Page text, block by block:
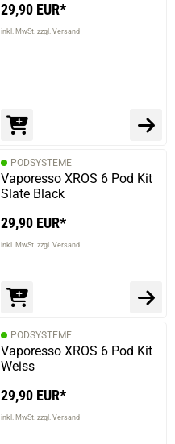
next
29,90 EUR*
inkl. MwSt. zzgl. Versand
PODSYSTEME
Vaporesso XROS 6 Pod Kit
Slate Black
29,90 EUR*
inkl. MwSt. zzgl. Versand
PODSYSTEME
Vaporesso XROS 6 Pod Kit
Weiss
29,90 EUR*
inkl. MwSt. zzgl. Versand